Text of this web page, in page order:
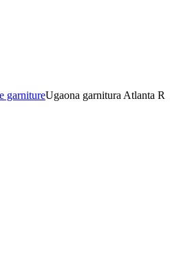
garnitureUgaona garnitura Atlanta R